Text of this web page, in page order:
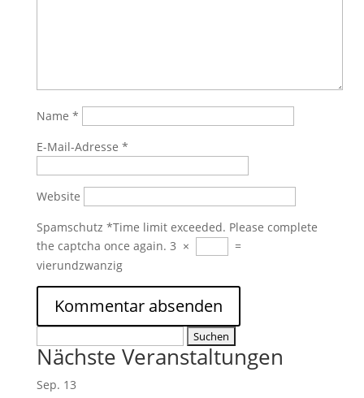
Name *
E-Mail-Adresse *
Website
Spamschutz *Time limit exceeded. Please complete
the captcha once again. 3 ×
=
vierundzwanzig
nach:
Nächste Veranstaltungen
Sep. 13